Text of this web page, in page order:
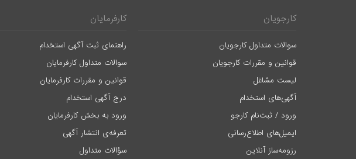
کارجویان
سوالات متداول کارجویان
قوانین و مقررات کارجویان
لیست مشاغل
آگهی‌های استخدام
ورود / ثبت‌نام کارجو
ایمیل‌های اطلاع‌رسانی
رزومه‌ساز آنلاین
کارفرمایان
راهنمای ثبت آگهی استخدام
سوالات متداول کارفرمایان
قوانین و مقررات کارفرمایان
درج آگهی استخدام
ورود به بخش کارفرمایان
تعرفه‌ی انتشار آگهی
سؤالات متداول